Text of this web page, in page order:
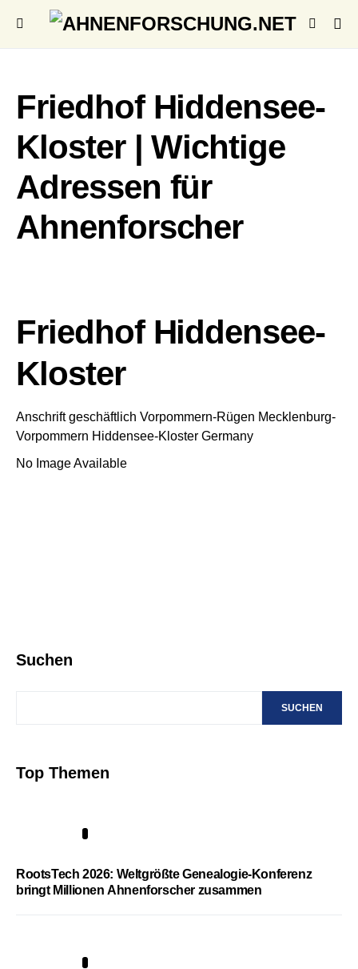
Friedhof Hiddensee-
Kloster | Wichtige
Adressen für
Ahnenforscher
Friedhof Hiddensee-
Kloster
Anschrift geschäftlich Vorpommern-Rügen Mecklenburg-
Vorpommern Hiddensee-Kloster Germany
No Image Available
Suchen
SUCHEN
Top Themen
RootsTech 2026: Weltgrößte Genealogie-Konferenz
bringt Millionen Ahnenforscher zusammen